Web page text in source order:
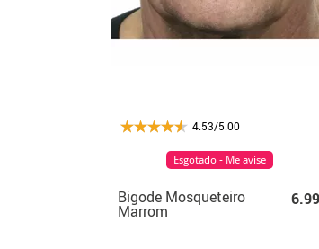
4.53/5.00
Bigode Mosqueteiro
Marrom
Esgotado - Me avise